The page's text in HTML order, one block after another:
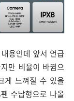
용인데 앞서 언급
만 비율이 바뀜으
게 느껴질 수 있을
수납형으로 나올